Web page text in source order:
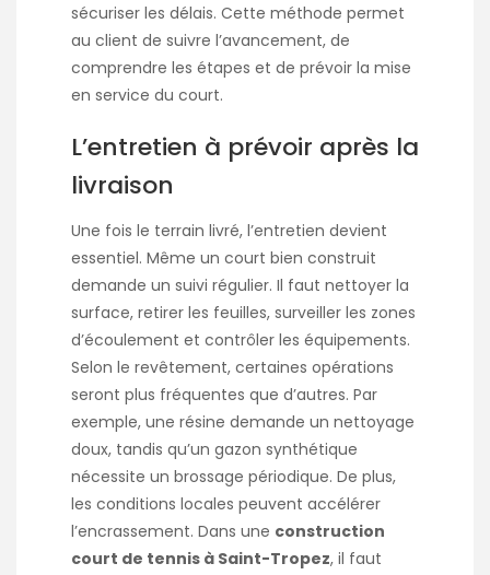
sécuriser les délais. Cette méthode permet
au client de suivre l’avancement, de
comprendre les étapes et de prévoir la mise
en service du court.
L’entretien à prévoir après la
livraison
Une fois le terrain livré, l’entretien devient
essentiel. Même un court bien construit
demande un suivi régulier. Il faut nettoyer la
surface, retirer les feuilles, surveiller les zones
d’écoulement et contrôler les équipements.
Selon le revêtement, certaines opérations
seront plus fréquentes que d’autres. Par
exemple, une résine demande un nettoyage
doux, tandis qu’un gazon synthétique
nécessite un brossage périodique. De plus,
les conditions locales peuvent accélérer
l’encrassement. Dans une construction
court de tennis à Saint-Tropez, il faut